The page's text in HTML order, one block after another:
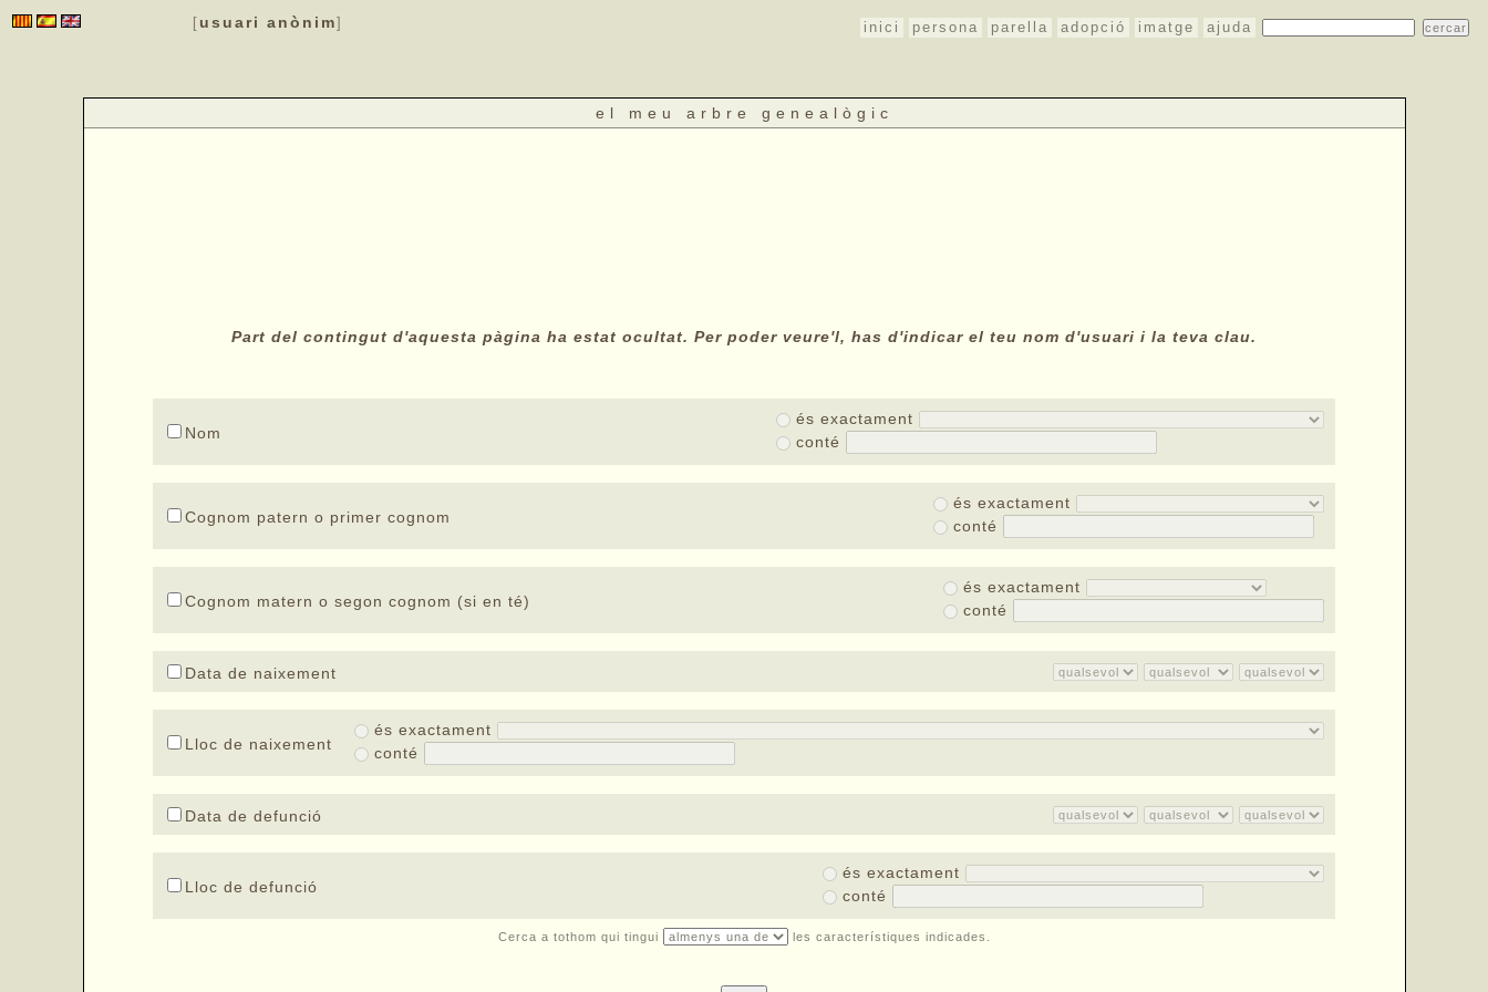
[ usuari anònim] inici persona parella adopció imatge ajuda
el meu arbre genealògic
Part del contingut d'aquesta pàgina ha estat ocultat. Per poder veure'l, has d'indicar el teu nom d'usuari i la teva clau.
Nom
és exactament
conté
Cognom patern o primer cognom
és exactament
conté
Cognom matern o segon cognom (si en té)
és exactament
conté
Data de naixement
Lloc de naixement
és exactament
conté
Data de defunció
Lloc de defunció
és exactament
conté
Cerca a tothom qui tingui les característiques indicades.